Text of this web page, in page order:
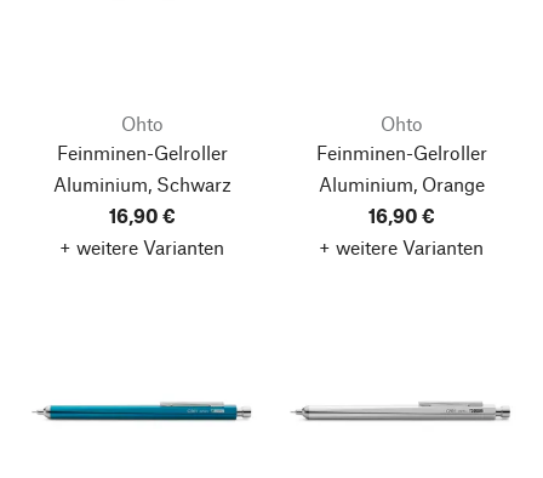
Ohto
Feinminen-Gelroller
Aluminium, Schwarz
16,90 €
+ weitere Varianten
Ohto
Feinminen-Gelroller
Aluminium, Orange
16,90 €
+ weitere Varianten